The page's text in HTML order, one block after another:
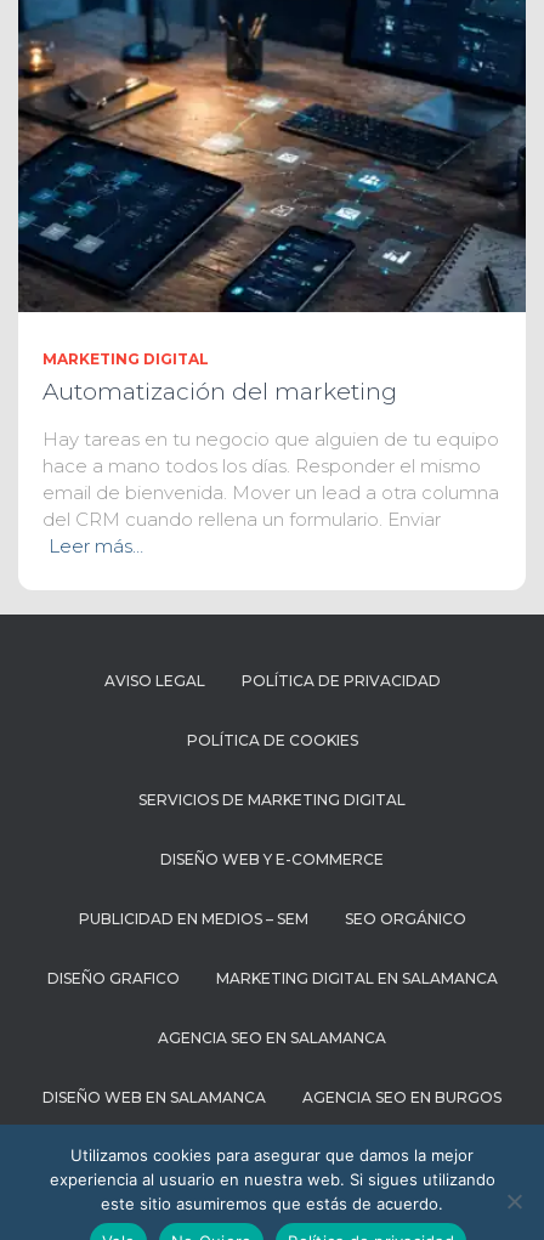
MARKETING DIGITAL
Automatización del marketing
Hay tareas en tu negocio que alguien de tu equipo
hace a mano todos los días. Responder el mismo
email de bienvenida. Mover un lead a otra columna
del CRM cuando rellena un formulario. Enviar
Leer más…
AVISO LEGAL POLÍTICA DE PRIVACIDAD
POLÍTICA DE COOKIES
SERVICIOS DE MARKETING DIGITAL
DISEÑO WEB Y E-COMMERCE
PUBLICIDAD EN MEDIOS – SEM SEO ORGÁNICO
DISEÑO GRAFICO MARKETING DIGITAL EN SALAMANCA
AGENCIA SEO EN SALAMANCA
DISEÑO WEB EN SALAMANCA AGENCIA SEO EN BURGOS
MARKETING DIGITAL EN BURGOS
AGENCIA SEO EN VALLADOLID
Utilizamos cookies para asegurar que damos la mejor
experiencia al usuario en nuestra web. Si sigues utilizando
este sitio asumiremos que estás de acuerdo.